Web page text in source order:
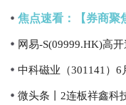
中科磁业（301141）